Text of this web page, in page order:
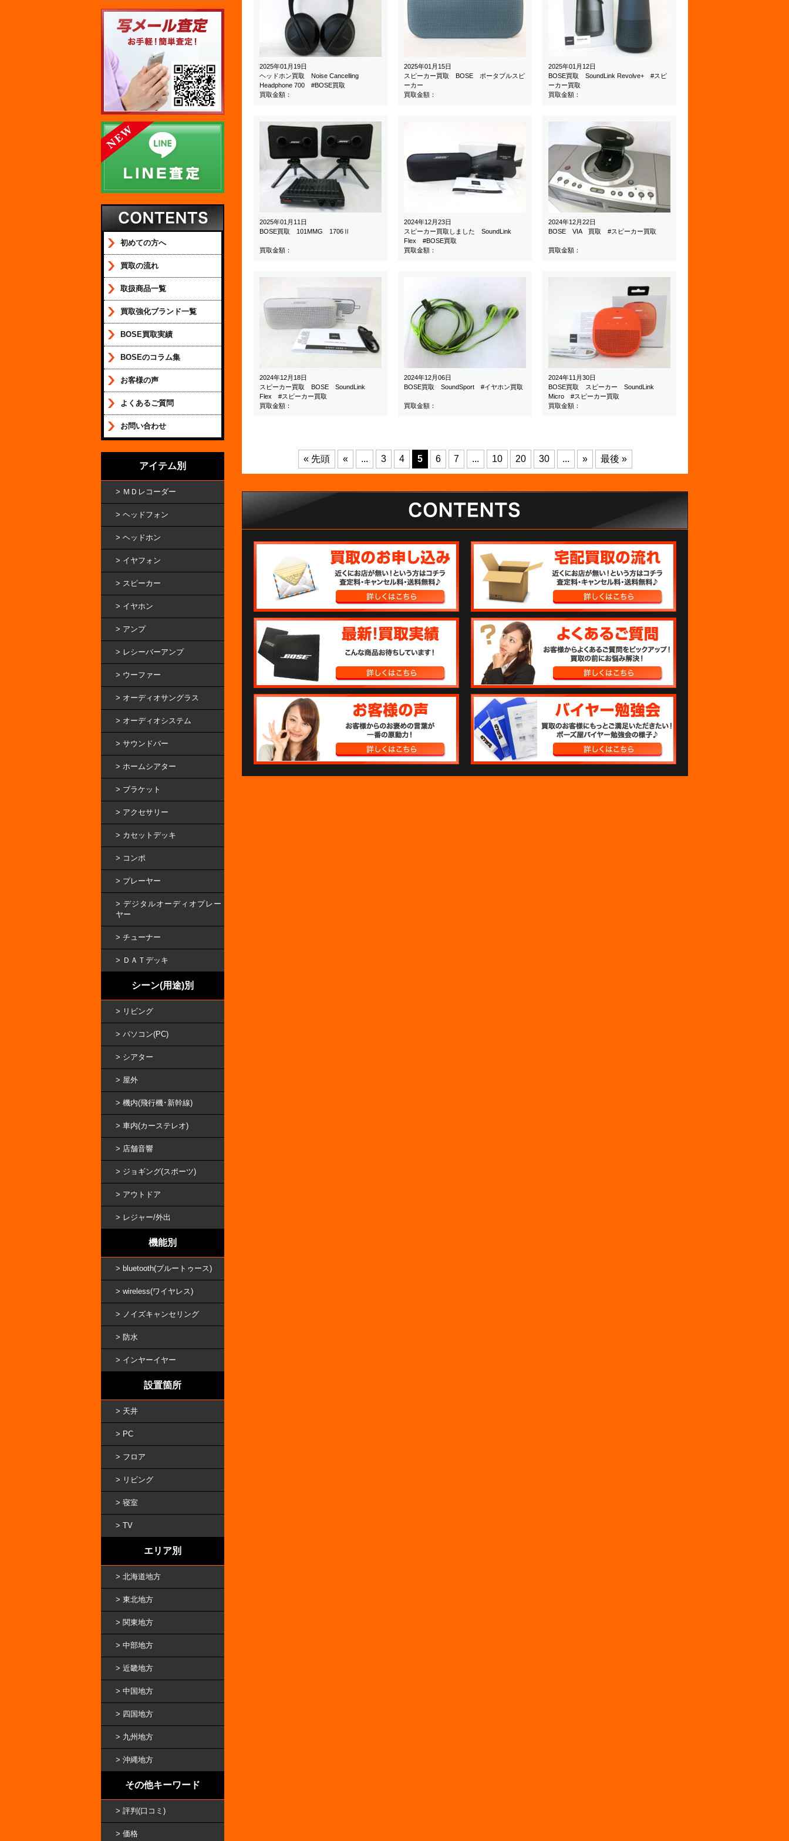
2025年01月19日
ヘッドホン買取 Noise Cancelling
Headphone 700 #BOSE買取
買取金額：
2025年01月15日
スピーカー買取 BOSE ポータブルスピ
ーカー
買取金額：
2025年01月12日
BOSE買取 SoundLink Revolve+ #スピ
ーカー買取
買取金額：
2025年01月11日
BOSE買取 101MMG 1706Ⅱ
買取金額：
2024年12月23日
スピーカー買取しました SoundLink
Flex #BOSE買取
買取金額：
2024年12月22日
BOSE VIA 買取 #スピーカー買取
買取金額：
2024年12月18日
スピーカー買取 BOSE SoundLink
Flex #スピーカー買取
買取金額：
2024年12月06日
BOSE買取 SoundSport #イヤホン買取
買取金額：
2024年11月30日
BOSE買取 スピーカー SoundLink
Micro #スピーカー買取
買取金額：
« 先頭 « ... 3 4 5 6 7 ... 10 20 30 ... » 最後 »
初めての方へ
買取の流れ
取扱商品一覧
買取強化ブランド一覧
BOSE買取実績
BOSEのコラム集
お客様の声
よくあるご質問
お問い合わせ
アイテム別
ＭＤレコーダー
ヘッドフォン
ヘッドホン
イヤフォン
スピーカー
イヤホン
アンプ
レシーバーアンプ
ウーファー
オーディオサングラス
オーディオシステム
サウンドバー
ホームシアター
ブラケット
アクセサリー
カセットデッキ
コンポ
プレーヤー
デジタルオーディオプレー
ヤー
チューナー
ＤＡＴデッキ
シーン(用途)別
リビング
パソコン(PC)
シアター
屋外
機内(飛行機･新幹線)
車内(カーステレオ)
店舗音響
ジョギング(スポーツ)
アウトドア
レジャー/外出
機能別
bluetooth(ブルートゥース)
wireless(ワイヤレス)
ノイズキャンセリング
防水
インヤーイヤー
設置箇所
天井
PC
フロア
リビング
寝室
TV
エリア別
北海道地方
東北地方
関東地方
中部地方
近畿地方
中国地方
四国地方
九州地方
沖縄地方
その他キーワード
評判(口コミ)
価格